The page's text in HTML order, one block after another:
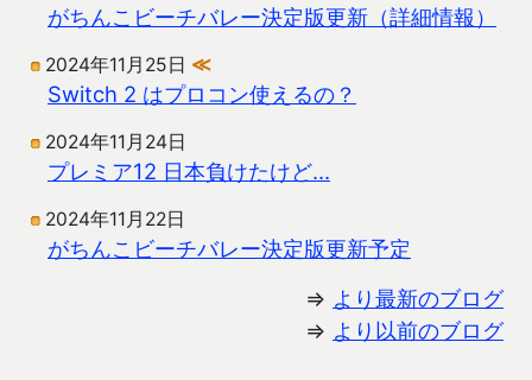
がちんこビーチバレー決定版更新（詳細情報）
2024年11月25日 ≪
Switch 2 はプロコン使えるの？
2024年11月24日
プレミア12 日本負けたけど…
2024年11月22日
がちんこビーチバレー決定版更新予定
⇒ より最新のブログ
⇒ より以前のブログ